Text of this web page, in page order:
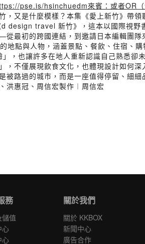
pse.is/hsinchuedm來賓：或者OR（
，又是什麼模樣？本集《愛上新竹》帶
design travel 新竹》，這本以國際視
最初的跨國連結，到邀請日本編輯團
地點與人物，涵蓋景點、餐飲、住宿、
，也讓許多在地人重新認識自己熟悉卻
不僅展現飲食文化，也體現設計如何
路過的城市，而是一座值得停留、細
冠、周信宏製作︱周信宏
務
值
心
心
關於我們
關於 KKBOX
新聞中心
廣告合作